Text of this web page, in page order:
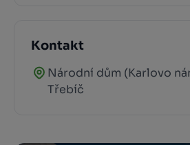
Kontakt
Národní dům (Karlovo
Třebíč